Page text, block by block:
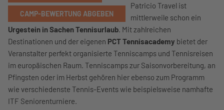
CAMP-BEWERTUNG ABGEBEN
Patricio Travel ist
mittlerweile schon ein
Urgestein in Sachen Tennisurlaub. Mit zahlreichen
Destinationen und der eigenen PCT Tennisacademy bietet der
Veranstalter perfekt organisierte Tenniscamps und Tennisreisen
im europäischen Raum. Tenniscamps zur Saisonvorbereitung, an
Pfingsten oder im Herbst gehören hier ebenso zum Programm
wie verschiedenste Tennis-Events wie beispielsweise namhafte
ITF Seniorenturniere.